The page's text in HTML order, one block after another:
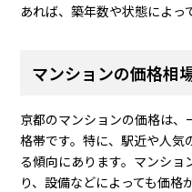
あれば、築年数や状態によっ
マンションの価格相
京都のマンションの価格は、
格帯です。特に、駅近や人気
る傾向にあります。マンシ
り、設備などによっても価格